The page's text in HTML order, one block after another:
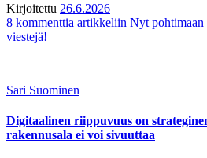
Kirjoitettu 26.6.2026
8 kommenttia artikkeliin Nyt pohtimaan
viestejä!
Sari Suominen
Digitaalinen riippuvuus on
rakennusala ei voi sivuuttaa